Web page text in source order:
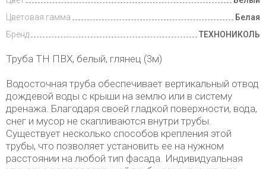
Цветовая гамма
Белая
Бренд
ТЕХНОНИКОЛЬ
Труба ТН ПВХ, белый, глянец (3м)
Водосточная труба обеспечивает вертикальный отвод
дождевой воды с крыши на землю или в систему
дренажа. Благодаря своей гладкой поверхности, вода,
снег и мусор не скапливаются внутри трубы.
Существует несколько способов крепления этой
трубы, что позволяет установить ее на нужном
расстоянии на любой тип фасада. Индивидуальная